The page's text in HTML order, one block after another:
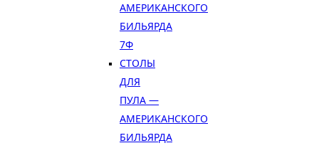
АМЕРИКАНСКОГО
БИЛЬЯРДА
7Ф
СТОЛЫ
ДЛЯ
ПУЛА —
АМЕРИКАНСКОГО
БИЛЬЯРДА